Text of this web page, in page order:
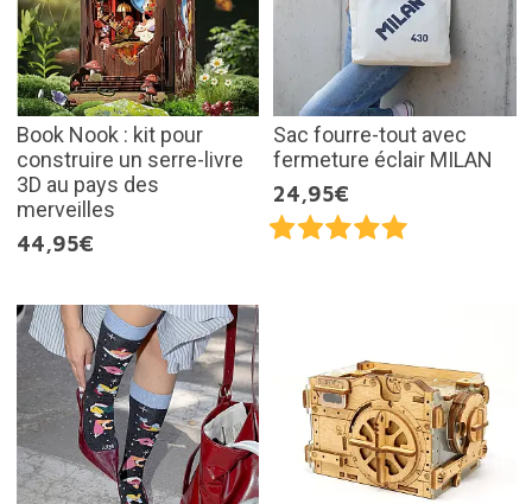
Book Nook : kit pour
construire un serre-livre
3D au pays des
merveilles
44,95€
Sac fourre-tout avec
fermeture éclair MILAN
24,95€